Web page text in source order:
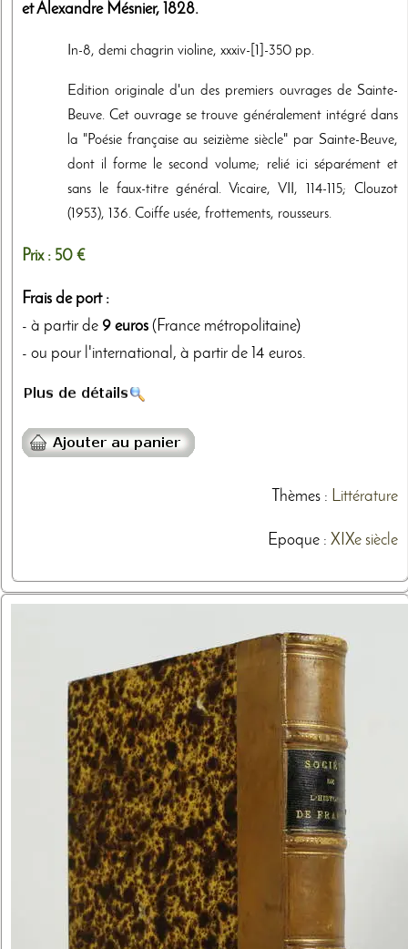
et Alexandre Mésnier, 1828.
In-8, demi chagrin violine, xxxiv-[1]-350 pp.
Edition originale d'un des premiers ouvrages de Sainte-
Beuve. Cet ouvrage se trouve généralement intégré dans
la "Poésie française au seizième siècle" par Sainte-Beuve,
dont il forme le second volume; relié ici séparément et
sans le faux-titre général. Vicaire, VII, 114-115; Clouzot
(1953), 136. Coiffe usée, frottements, rousseurs.
Prix : 50 €
Frais de port :
- à partir de 9 euros (France métropolitaine)
- ou pour l'international, à partir de 14 euros.
Thèmes: Littérature
Epoque : XIXe siècle